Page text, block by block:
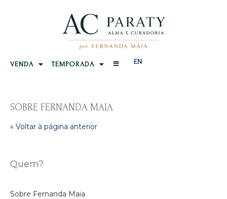
VENDA TEMPORADA EN
SOBRE FERNANDA MAIA
« Voltar à página anterior
Quem?
Sobre Fernanda Maia